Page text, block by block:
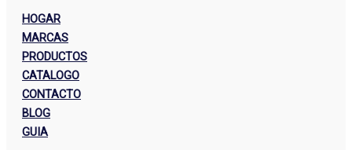
HOGAR
MARCAS
PRODUCTOS
CATALOGO
CONTACTO
BLOG
GUIA